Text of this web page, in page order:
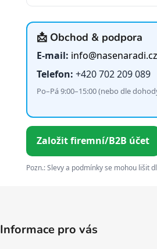
📩 Obchod & podpora
E-mail: info@nasenaradi.cz
Telefon: +420 702 209 089
Po–Pá 9:00–15:00 (nebo dle
Založit firemní/B2B účet
Pozn.: Slevy a podmínky se mohou lišit
Informace pro vás